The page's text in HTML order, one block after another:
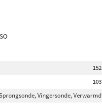
152
103
Vingersonde, Verwarmd